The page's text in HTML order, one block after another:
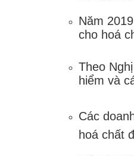
Năm
cho hoá
Theo
hiểm và
Các
hoá chất